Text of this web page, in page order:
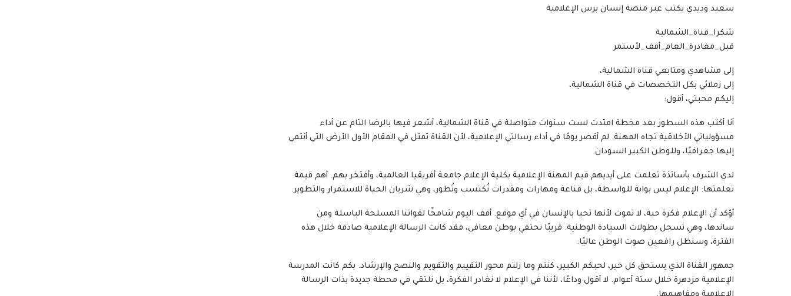
سعيد وديدي يكتب عبر منصة إنسان برس الإعلامية
شكرا_قناة_الشمالية
قبل_مغادرة_العام_أقف_لأستمر
إلى مشاهدي ومتابعي قناة الشمالية،
إلى زملائي بكل التخصصات في قناة الشمالية،
إليكم محبتي، أقول:
أنا أكتب هذه السطور بعد محطة امتدت لست سنوات متواصلة في قناة الشمالية، أشعر فيها بالرضا التام عن أداء
مسؤولياتي الأخلاقية تجاه المهنة. لم أقصر يومًا في أداء رسالتي الإعلامية، لأن القناة تمثل في المقام الأول الأرض التي أنتمي
إليها جغرافيًا، وللوطن الكبير السودان.
لدي الشرف بأساتذة تعلمت على أيديهم قيم المهنة الإعلامية بكلية الإعلام جامعة أفريقيا العالمية، وأفتخر بهم. أهم قيمة
تعلمتها: الإعلام ليس بوابة للواسطة، بل قناعة ومهارات ومقدرات تُكتسب وتُطور، وهي شريان الحياة للاستمرار والتطوير.
أؤكد أن الإعلام فكرة حية، لا تموت لأنها تحيا بالإنسان في أي موقع. أقف اليوم شامخًا لقواتنا المسلحة الباسلة ومن
ساندها، وهي تسجل بطولات السيادة الوطنية. قريبًا نحتفي بوطن معافى، فقد كانت الرسالة الإعلامية صادقة خلال هذه
الفترة، وسنظل رافعين صوت الوطن عاليًا.
جمهور القناة الذي يستحق كل خير، لحبكم الكبير، كنتم وما زلتم محور التقييم والتقويم والنصح والإرشاد. بكم كانت المدرسة
الإعلامية مزدهرة خلال ستة أعوام. لا أقول وداعًا، لأننا في الإعلام لا نغادر الفكرة، بل نلتقي في محطة جديدة بذات الرسالة